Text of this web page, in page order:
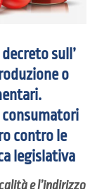
sull’
o
contro le
legislativa
e l’indirizzo